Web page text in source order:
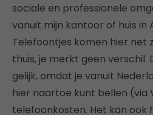
sociale en professionele
vanuit mijn kantoor of huis in
Telefoontjes komen hier net
thuis, je merkt geen verschil.
gelijk, omdat je vanuit
hier naartoe kunt bellen (via
telefoonkosten. Het kan ook